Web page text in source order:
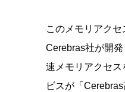
このメモリアク
Cerebras社が開
速メモリアクセ
ビスが「